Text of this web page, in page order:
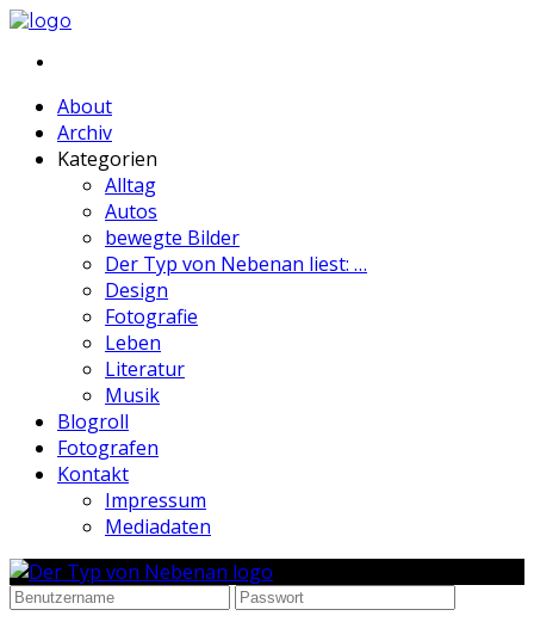
About
Archiv
Kategorien
Alltag
Autos
bewegte Bilder
Der Typ von Nebenan liest: …
Design
Fotografie
Leben
Literatur
Musik
Blogroll
Fotografen
Kontakt
Impressum
Mediadaten